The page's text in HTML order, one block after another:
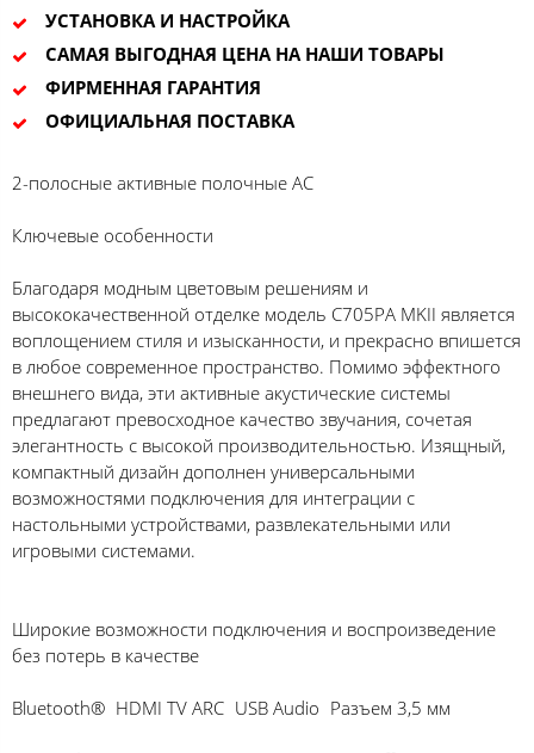
УСТАНОВКА И НАСТРОЙКА
САМАЯ ВЫГОДНАЯ ЦЕНА НА НАШИ ТОВАРЫ
ФИРМЕННАЯ ГАРАНТИЯ
ОФИЦИАЛЬНАЯ ПОСТАВКА
2-полосные активные полочные АС
Ключевые особенности
Благодаря модным цветовым решениям и
высококачественной отделке модель C705PA MKII является
воплощением стиля и изысканности, и прекрасно впишется
в любое современное пространство. Помимо эффектного
внешнего вида, эти активные акустические системы
предлагают превосходное качество звучания, сочетая
элегантность с высокой производительностью. Изящный,
компактный дизайн дополнен универсальными
возможностями подключения для интеграции с
настольными устройствами, развлекательными или
игровыми системами.
Широкие возможности подключения и воспроизведение
без потерь в качестве
Bluetooth® HDMI TV ARC USB Audio Разъем 3,5 мм